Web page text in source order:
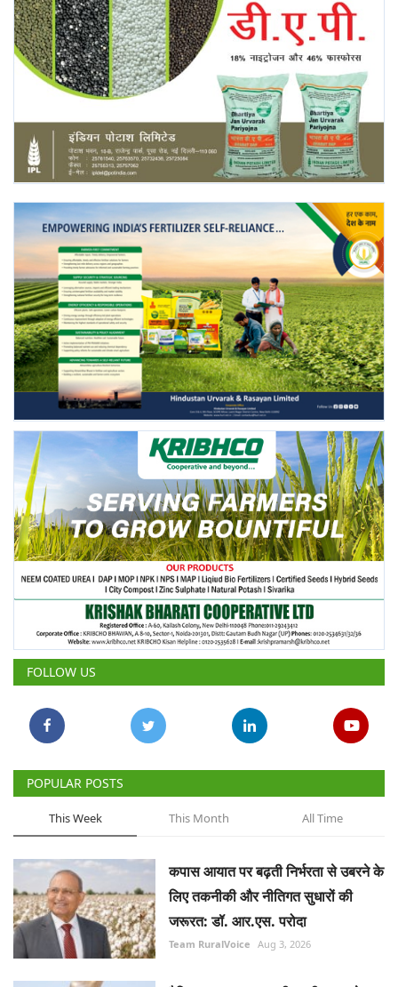
Agri Start-Ups
Language
English Hindi
FOLLOW US
POPULAR POSTS
This Week This Month All Time
कपास आयात पर बढ़ती निर्भरता से उबरने के
लिए तकनीकी और नीतिगत सुधारों की
जरूरत: डॉ. आर.एस. परोदा
Team RuralVoice Aug 3, 2026